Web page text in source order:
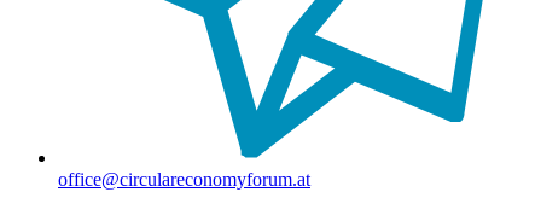
office@circulareconomyforum.at